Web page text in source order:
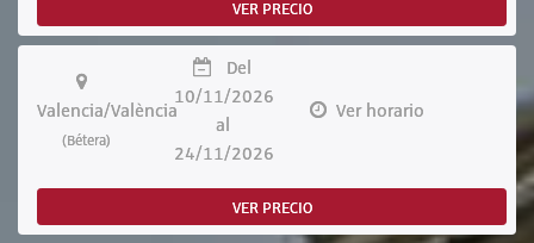
VER PRECIO
Valencia/València
(Bétera)
Del
10/11/2026
al
24/11/2026
Ver horario
VER PRECIO